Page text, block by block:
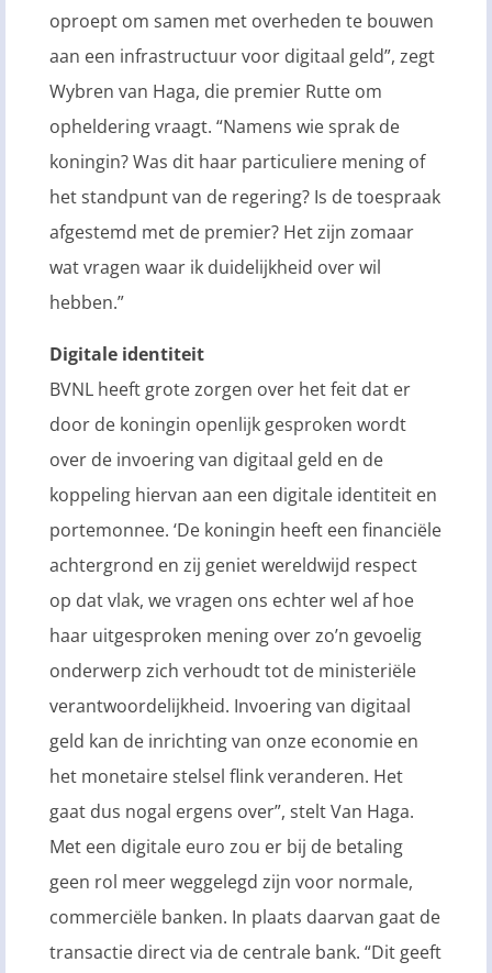
oproept om samen met overheden te bouwen
aan een infrastructuur voor digitaal geld”, zegt
Wybren van Haga, die premier Rutte om
opheldering vraagt. “Namens wie sprak de
koningin? Was dit haar particuliere mening of
het standpunt van de regering? Is de toespraak
afgestemd met de premier? Het zijn zomaar
wat vragen waar ik duidelijkheid over wil
hebben.”
Digitale identiteit
BVNL heeft grote zorgen over het feit dat er
door de koningin openlijk gesproken wordt
over de invoering van digitaal geld en de
koppeling hiervan aan een digitale identiteit en
portemonnee. ‘De koningin heeft een financiële
achtergrond en zij geniet wereldwijd respect
op dat vlak, we vragen ons echter wel af hoe
haar uitgesproken mening over zo’n gevoelig
onderwerp zich verhoudt tot de ministeriële
verantwoordelijkheid. Invoering van digitaal
geld kan de inrichting van onze economie en
het monetaire stelsel flink veranderen. Het
gaat dus nogal ergens over”, stelt Van Haga.
Met een digitale euro zou er bij de betaling
geen rol meer weggelegd zijn voor normale,
commerciële banken. In plaats daarvan gaat de
transactie direct via de centrale bank. “Dit geeft